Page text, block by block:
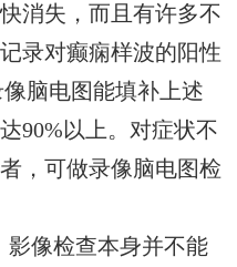
消失，而且有许多不
录对癫痫样波的阳性
脑电图能填补上述
90%以上。对症状不
，可做录像脑电图检
影像检查本身并不能